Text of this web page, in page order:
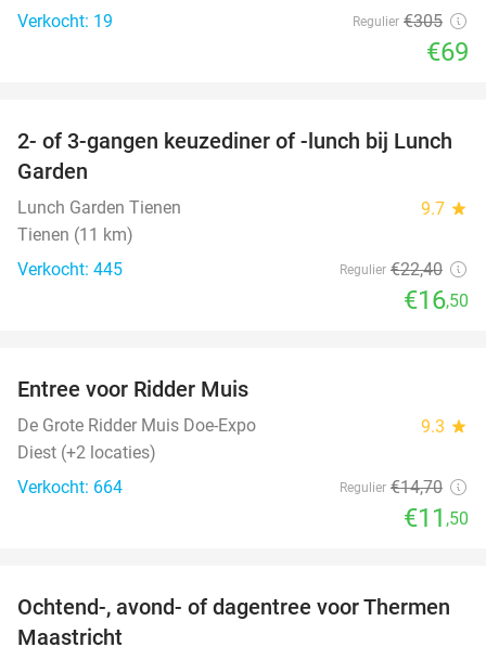
Verkocht: 19
Regulier €305
€69
26%
2- of 3-gangen keuzediner of -lunch bij Lunch
Garden
Lunch Garden Tienen 9.7 star
Tienen (11 km)
Verkocht: 445
Regulier €22,40
€16,50
Entree voor Ridder Muis
De Grote Ridder Muis Doe-Expo 9.3 star
Diest (+2 locaties)
Verkocht: 664
Regulier €14,70
€11 ,50
25%
Ochtend-, avond- of dagentree voor Thermen
Maastricht